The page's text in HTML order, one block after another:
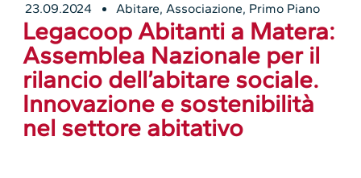
23.09.2024 Abitare,Associazione, Primo Piano
Legacoop Abitanti a Matera:
Assemblea Nazionale per il
rilancio dell’abitare sociale.
Innovazione e sostenibilità
nel settore abitativo